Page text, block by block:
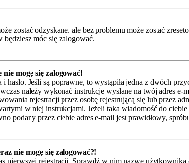
zostać odzyskane, ale bez problemu może zostać
będziesz móc się zalogować.
mogę się zalogować!
Jeśli są poprawne, to wystąpiła jedna z dwóch
należy wykonać instrukcje wysłane na twój adres
rejestracji przez osobę rejestrującą się lub przez
w niej instrukcjami. Jeżeli taka wiadomość do
podany przez ciebie adres e-mail jest prawidłowy,
nie mogę się zalogować?!
pierwszej rejestracji. Sprawdź w nim nazwę